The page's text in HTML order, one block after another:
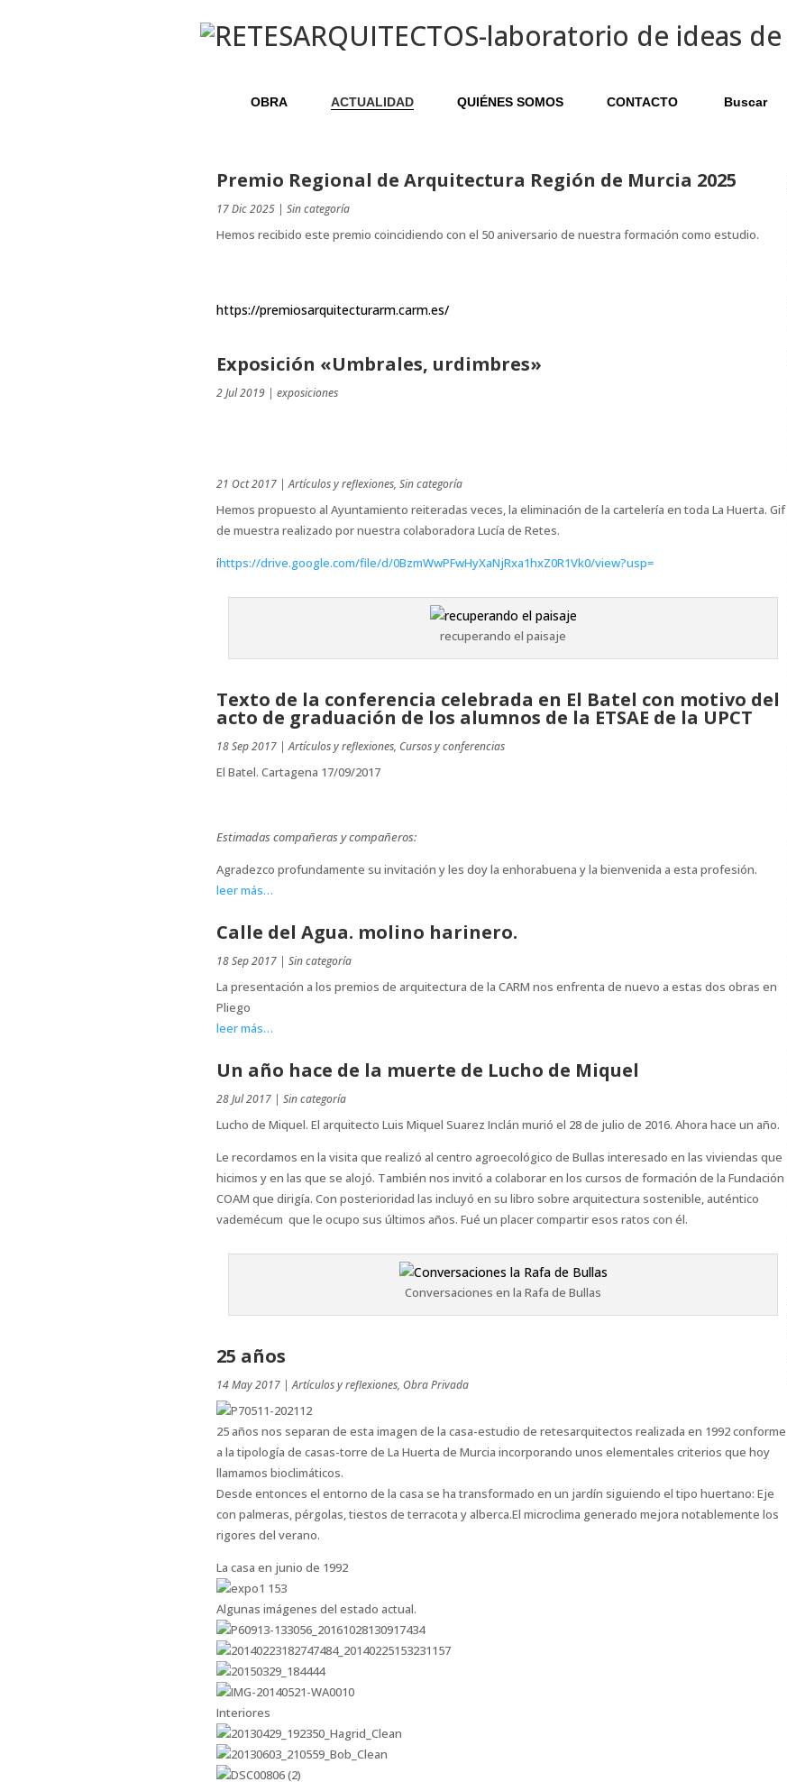
OBRA ACTUALIDAD QUIÉNES SOMOS CONTACTO Buscar
Premio Regional de Arquitectura Región de Murcia 2025
17 Dic 2025 | Sin categoría
Hemos recibido este premio coincidiendo con el 50 aniversario de nuestra formación como estudio.
https://premiosarquitecturarm.carm.es/
Exposición «Umbrales, urdimbres»
2 Jul 2019 | exposiciones
21 Oct 2017 |Artículos y reflexiones, Sin categoría
Hemos propuesto al Ayuntamiento reiteradas veces, la eliminación de la cartelería en toda La Huerta. Gif
de muestra realizado por nuestra colaboradora Lucía de Retes.
íhttps://drive.google.com/file/d/0BzmWwPFwHyXaNjRxa1hxZ0R1Vk0/view?usp=
recuperando el paisaje
Texto de la conferencia celebrada en El Batel con motivo del
acto de graduación de los alumnos de la ETSAE de la UPCT
18 Sep 2017 |Artículos y reflexiones, Cursos y conferencias
El Batel. Cartagena 17/09/2017
Estimadas compañeras y compañeros:
Agradezco profundamente su invitación y les doy la enhorabuena y la bienvenida a esta profesión.
leer más…
Calle del Agua. molino harinero.
18 Sep 2017 | Sin categoría
La presentación a los premios de arquitectura de la CARM nos enfrenta de nuevo a estas dos obras en
Pliego
leer más…
Un año hace de la muerte de Lucho de Miquel
28 Jul 2017 | Sin categoría
Lucho de Miquel. El arquitecto Luis Miquel Suarez Inclán murió el 28 de julio de 2016. Ahora hace un año.
Le recordamos en la visita que realizó al centro agroecológico de Bullas interesado en las viviendas que
hicimos y en las que se alojó. También nos invitó a colaborar en los cursos de formación de la Fundación
COAM que dirigía. Con posterioridad las incluyó en su libro sobre arquitectura sostenible, auténtico
vademécum que le ocupo sus últimos años. Fué un placer compartir esos ratos con él.
Conversaciones en la Rafa de Bullas
25 años
14 May 2017 |Artículos y reflexiones, Obra Privada
25 años nos separan de esta imagen de la casa-estudio de retesarquitectos realizada en 1992 conforme
a la tipología de casas-torre de La Huerta de Murcia incorporando unos elementales criterios que hoy
llamamos bioclimáticos.
Desde entonces el entorno de la casa se ha transformado en un jardín siguiendo el tipo huertano: Eje
con palmeras, pérgolas, tiestos de terracota y alberca.El microclima generado mejora notablemente los
rigores del verano.
La casa en junio de 1992
Algunas imágenes del estado actual.
Interiores